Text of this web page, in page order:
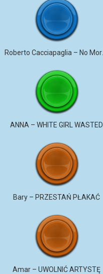
Roberto Cacciapaglia – No More Violence
ANNA – WHITE GIRL WASTED
Bary – PRZESTAŃ PŁAKAĆ
Amar – UWOLNIĆ ARTYSTĘ